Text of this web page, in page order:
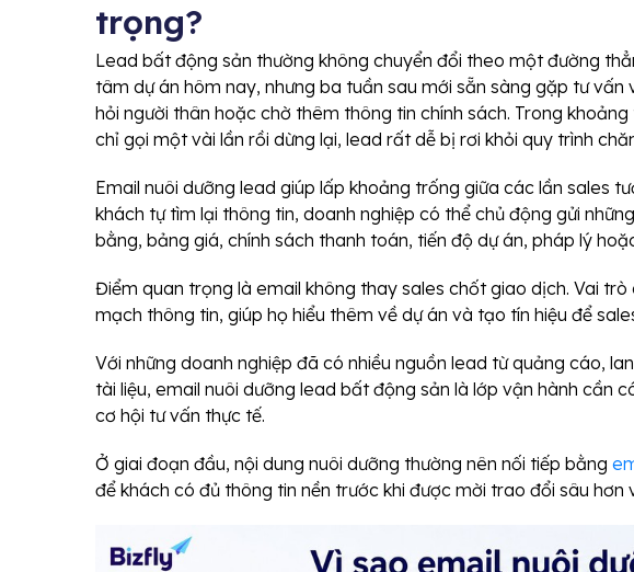
trọng?
Lead bất động sản thường không chuyển đổi theo một đường
tâm dự án hôm nay, nhưng ba tuần sau mới sẵn sàng gặp tư vấn
hỏi người thân hoặc chờ thêm thông tin chính sách. Trong
chỉ gọi một vài lần rồi dừng lại, lead rất dễ bị rơi khỏi quy trình
Email nuôi dưỡng lead giúp lấp khoảng trống giữa các lần sales
khách tự tìm lại thông tin, doanh nghiệp có thể chủ động gửi
bằng, bảng giá, chính sách thanh toán, tiến độ dự án, pháp lý
Điểm quan trọng là email không thay sales chốt giao dịch. Vai
mạch thông tin, giúp họ hiểu thêm về dự án và tạo tín hiệu để
Với những doanh nghiệp đã có nhiều nguồn lead từ quảng cáo,
tài liệu, email nuôi dưỡng lead bất động sản là lớp vận hành cần
cơ hội tư vấn thực tế.
Ở giai đoạn đầu, nội dung nuôi dưỡng thường nên nối tiếp bằng
để khách có đủ thông tin nền trước khi được mời trao đổi sâu hơn